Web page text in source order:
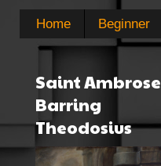
Home Beginner
Saint Ambrose
Barring
Theodosius